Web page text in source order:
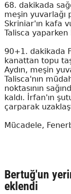
68. dakikada
meşin yuvarlağı
Skriniar'ın kafa
Talisca
90+1. dakikada
kanattan topu
Aydın, meşin
Talisca'nın
noktasının
kaldı. İrfan'ın
çarparak
Mücadele,
Bertuğ'un
eklendi